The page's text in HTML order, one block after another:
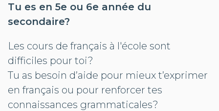
Tu es en 5e ou 6e année du
secondaire?
Les cours de français à l'école sont
difficiles pour toi?
Tu as besoin d’aide pour mieux t’exprimer
en français ou pour renforcer tes
connaissances grammaticales?